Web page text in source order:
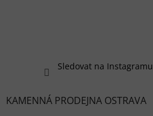
Sledovat na Instagramu
KAMENNÁ PRODEJNA OSTRAVA